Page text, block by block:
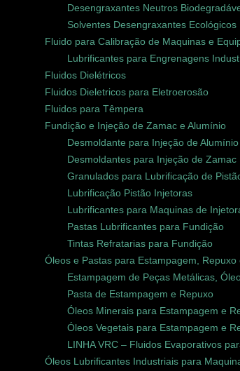
Desengraxantes Neutros
Solventes Desengraxantes Ecológicos
Fluido para Calibração de Maquinas e
Lubrificantes para Engrenagens
Fluidos Dielétricos
Fluidos Dieletricos para Eletroerosão
Fluidos para Têmpera
Fundição e Injeção de Zamac e Alumínio
Desmoldante para Injeção de Alumínio
Desmoldantes para Injeção de Zamac
Granulados para Lubrificação de
Lubrificação Pistão Injetoras
Lubrificantes para Maquinas de
Pastas Lubrificantes para Fundição
Tintas Refratarias para Fundição
Óleos e Pastas para Estampagem,
Estampagem de Peças Metálicas,
Pasta de Estampagem e Repuxo
Óleos Minerais para Estampagem e
Óleos Vegetais para Estampagem e
LINHA VRC – Fluidos Evaporativos
Óleos Lubrificantes Industriais para